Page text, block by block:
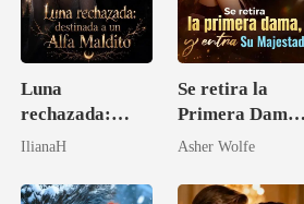
Luna
rechazada:
destinada a un
IlianaH
Se retira la
Primera Dama,
y entra Su
Asher Wolfe